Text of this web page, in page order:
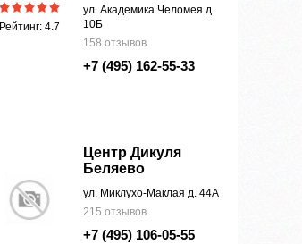
Рейтинг: 4.7
ул. Академика Челомея д.
10Б
158 отзывов
+7 (495) 162-55-33
Центр Дикуля
Беляево
ул. Миклухо-Маклая д. 44А
215 отзывов
+7 (495) 106-05-55